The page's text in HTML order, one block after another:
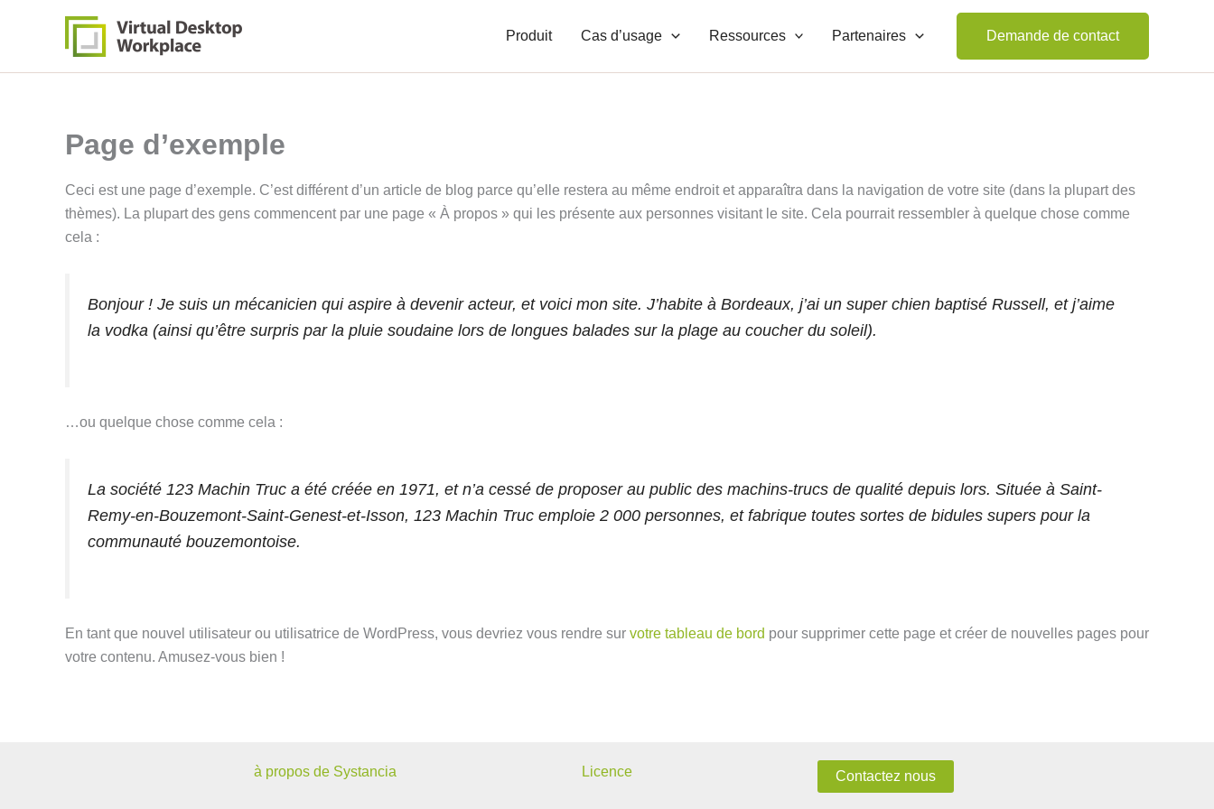
Produit Cas d’usage Ressources Partenaires Demande de contact
Page d’exemple
Ceci est une page d’exemple. C’est différent d’un article de blog parce qu’elle restera au même endroit et apparaîtra dans la navigation de votre site (dans la plupart des
thèmes). La plupart des gens commencent par une page « À propos » qui les présente aux personnes visitant le site. Cela pourrait ressembler à quelque chose comme
cela :
Bonjour ! Je suis un mécanicien qui aspire à devenir acteur, et voici mon site. J’habite à Bordeaux, j’ai un super chien baptisé Russell, et j’aime
la vodka (ainsi qu’être surpris par la pluie soudaine lors de longues balades sur la plage au coucher du soleil).
…ou quelque chose comme cela :
La société 123 Machin Truc a été créée en 1971, et n’a cessé de proposer au public des machins-trucs de qualité depuis lors. Située à Saint-
Remy-en-Bouzemont-Saint-Genest-et-Isson, 123 Machin Truc emploie 2 000 personnes, et fabrique toutes sortes de bidules supers pour la
communauté bouzemontoise.
En tant que nouvel utilisateur ou utilisatrice de WordPress, vous devriez vous rendre sur votre tableau de bord pour supprimer cette page et créer de nouvelles pages pour
votre contenu. Amusez-vous bien !
à propos de Systancia Licence Contactez nous